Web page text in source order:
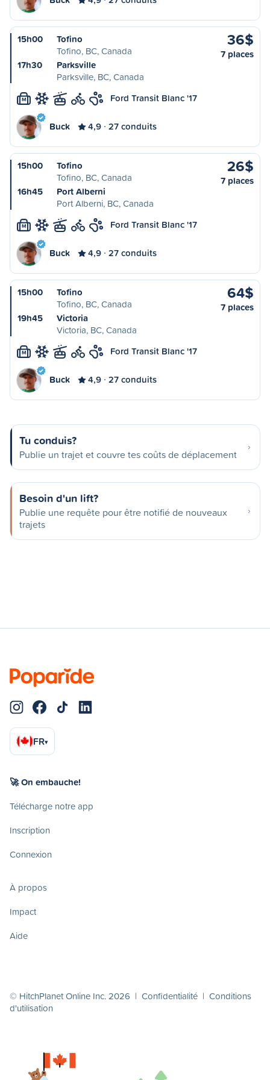
15h00
Tofino
Tofino, BC, Canada
17h30
Parksville
Parksville, BC, Canada
36$
7 places
M Ford Transit Blanc '17
Buck 4,9 27 conduits
15h00
Tofino
Tofino, BC, Canada
16h45
Port Alberni
Port Alberni, BC, Canada
26$
7 places
M Ford Transit Blanc '17
Buck 4,9 27 conduits
15h00
Tofino
Tofino, BC, Canada
19h45
Victoria
Victoria, BC, Canada
64$
7 places
M Ford Transit Blanc '17
Buck 4,9 27 conduits
Tu conduis?
Publie un trajet et couvre tes coûts de déplacement
Besoin d'un lift?
Publie une requête pour être notifié de nouveaux
trajets
FR▾
🚀 On embauche!
Télécharge notre app
Inscription
Connexion
À propos
Impact
Aide
© HitchPlanet Online Inc. 2026 | Confidentialité | Conditions
d'utilisation